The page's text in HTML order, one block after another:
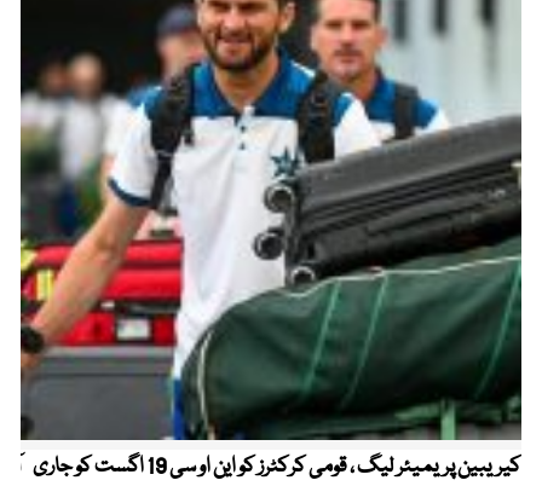
کیریبین پریمیئر لیگ ، قومی کرکٹرز کو این او سی 19 اگست کو جاری